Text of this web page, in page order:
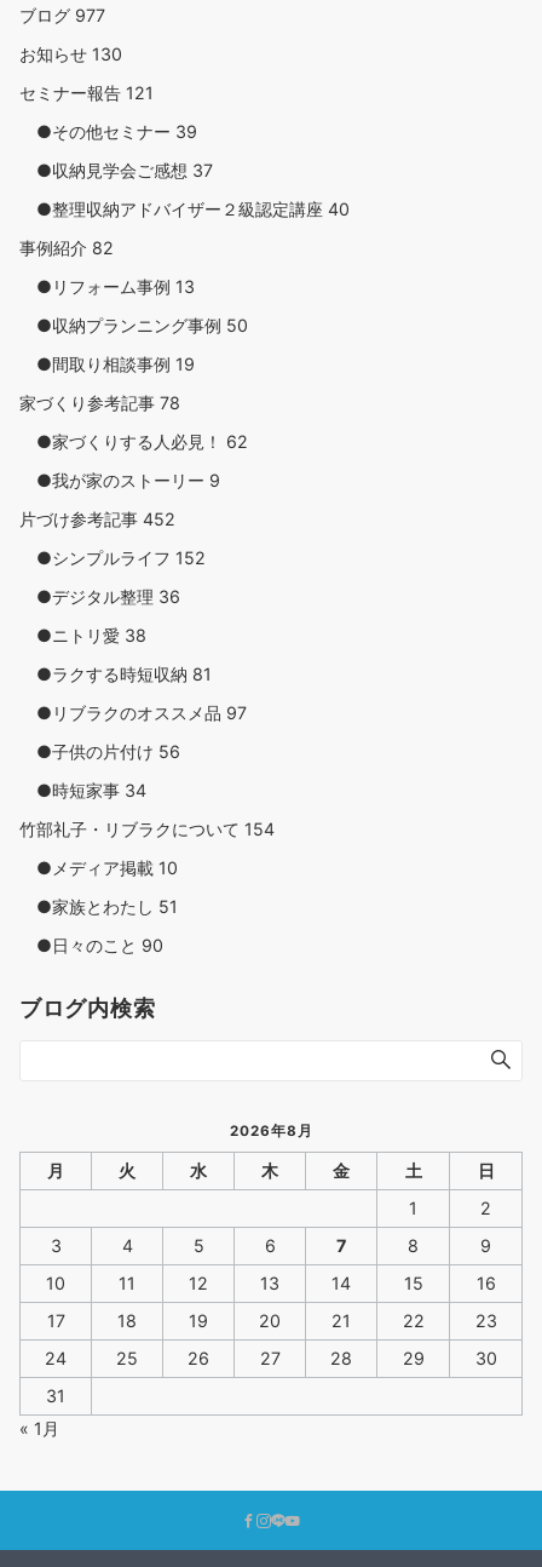
ブログ 977
お知らせ 130
セミナー報告 121
●その他セミナー 39
●収納見学会ご感想 37
●整理収納アドバイザー２級認定講座 40
事例紹介 82
●リフォーム事例 13
●収納プランニング事例 50
●間取り相談事例 19
家づくり参考記事 78
●家づくりする人必見！ 62
●我が家のストーリー 9
片づけ参考記事 452
●シンプルライフ 152
●デジタル整理 36
●ニトリ愛 38
●ラクする時短収納 81
●リブラクのオススメ品 97
●子供の片付け 56
●時短家事 34
竹部礼子・リブラクについて 154
●メディア掲載 10
●家族とわたし 51
●日々のこと 90
ブログ内検索
2026年8月
月 火 水 木 金 土
日
1
2
3
4 5 6 7 8
9
10
11 12 13 14 15
16
17
18 19 20 21 22
23
24
25 26 27 28 29
30
31
« 1月